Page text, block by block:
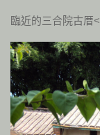
臨近的三合院古厝<